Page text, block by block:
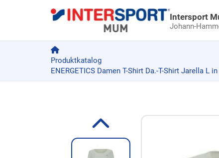
Intersport
Johann-
Produktkatalog
ENERGETICS Damen T-Shirt Da.-T-Shirt Jarella L
Zur Produktbeschreibung springen